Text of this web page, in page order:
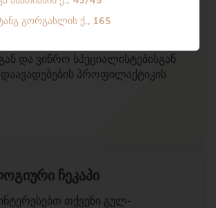
ზოგადი წარმოდგენა
მიმდინარე მდგომარეობის
და ვიწრო სპეციალისტებისგან
პროფილაქტიკის
ჩეკაპი
თქვენი გულ-